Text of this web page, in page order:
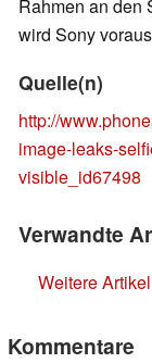
Rahmen an den
wird Sony
Quelle(n)
http://
image-leaks-
visible_id67498
Verwandte
Weitere
Kommentare